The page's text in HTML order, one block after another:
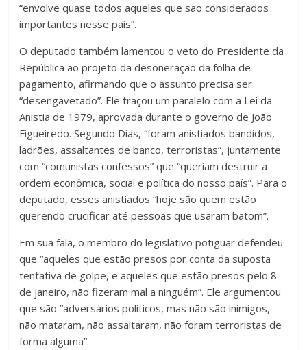
“envolve quase todos aqueles que são considerados
importantes nesse país”.
O deputado também lamentou o veto do Presidente da
República ao projeto da desoneração da folha de
pagamento, afirmando que o assunto precisa ser
“desengavetado”. Ele traçou um paralelo com a Lei da
Anistia de 1979, aprovada durante o governo de João
Figueiredo. Segundo Dias, “foram anistiados bandidos,
ladrões, assaltantes de banco, terroristas”, juntamente
com “comunistas confessos” que “queriam destruir a
ordem econômica, social e política do nosso país”. Para o
deputado, esses anistiados “hoje são quem estão
querendo crucificar até pessoas que usaram batom”.
Em sua fala, o membro do legislativo potiguar defendeu
que “aqueles que estão presos por conta da suposta
tentativa de golpe, e aqueles que estão presos pelo 8
de janeiro, não fizeram mal a ninguém”. Ele argumentou
que são “adversários políticos, mas não são inimigos,
não mataram, não assaltaram, não foram terroristas de
forma alguma”.